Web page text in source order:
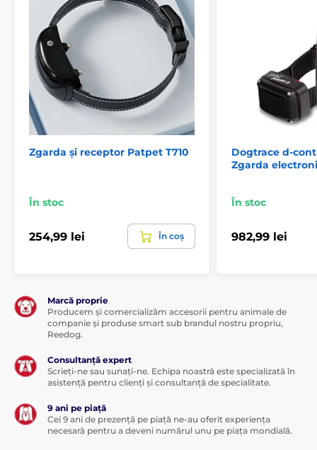
Pentru câini de talie medie
Pentru câini mari
Pentru cei mai mari câini
Zgarda și receptor Patpet T710
În stoc
254,99 lei În coș
Dogtrace d-
Zgarda
În stoc
982,99 lei
Marcă proprie
Producem și comercializăm accesorii pentru animale de
companie și produse smart sub brandul nostru propriu,
Reedog.
Consultanță expert
Scrieți-ne sau sunați-ne. Echipa noastră este specializată în
asistență pentru clienți și consultanță de specialitate.
9 ani pe piață
Cei 9 ani de prezență pe piață ne-au oferit experiența
necesară pentru a deveni numărul unu pe piața mondială.